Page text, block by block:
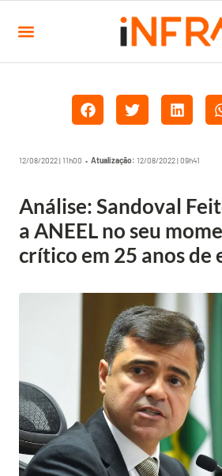
12/08/2022 | 11h00 • Atualização: 12/08/2022 | 09h41
Análise: Sandoval
a ANEEL no seu
crítico em 25 anos de